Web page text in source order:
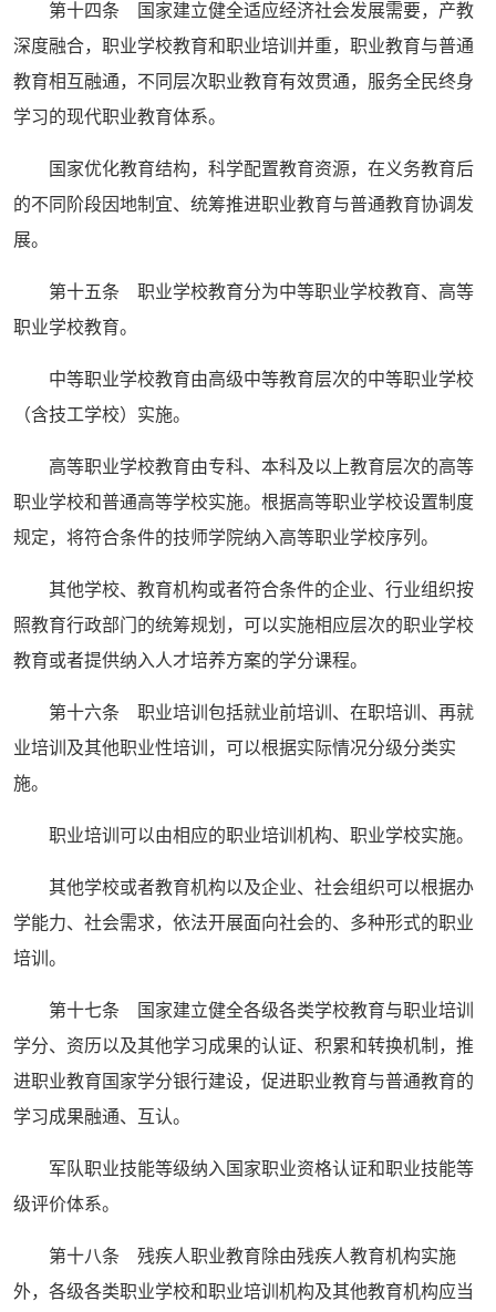
第十四条 国家建立健全适应经济社会发展需要，产教
深度融合，职业学校教育和职业培训并重，职业教育与普通
教育相互融通，不同层次职业教育有效贯通，服务全民终身
学习的现代职业教育体系。
国家优化教育结构，科学配置教育资源，在义务教育后
的不同阶段因地制宜、统筹推进职业教育与普通教育协调发
展。
第十五条 职业学校教育分为中等职业学校教育、高等
职业学校教育。
中等职业学校教育由高级中等教育层次的中等职业学校
（含技工学校）实施。
高等职业学校教育由专科、本科及以上教育层次的高等
职业学校和普通高等学校实施。根据高等职业学校设置制度
规定，将符合条件的技师学院纳入高等职业学校序列。
其他学校、教育机构或者符合条件的企业、行业组织按
照教育行政部门的统筹规划，可以实施相应层次的职业学校
教育或者提供纳入人才培养方案的学分课程。
第十六条 职业培训包括就业前培训、在职培训、再就
业培训及其他职业性培训，可以根据实际情况分级分类实
施。
职业培训可以由相应的职业培训机构、职业学校实施。
其他学校或者教育机构以及企业、社会组织可以根据办
学能力、社会需求，依法开展面向社会的、多种形式的职业
培训。
第十七条 国家建立健全各级各类学校教育与职业培训
学分、资历以及其他学习成果的认证、积累和转换机制，推
进职业教育国家学分银行建设，促进职业教育与普通教育的
学习成果融通、互认。
军队职业技能等级纳入国家职业资格认证和职业技能等
级评价体系。
第十八条 残疾人职业教育除由残疾人教育机构实施
外，各级各类职业学校和职业培训机构及其他教育机构应当